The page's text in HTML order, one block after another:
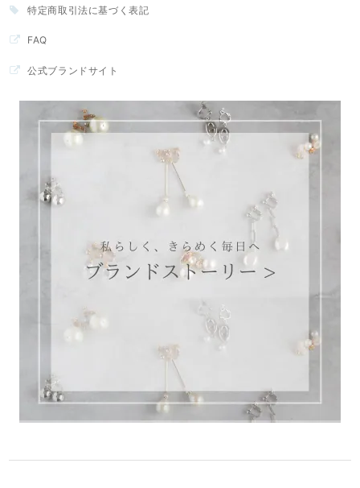
特定商取引法に基づく表記
FAQ
公式ブランドサイト